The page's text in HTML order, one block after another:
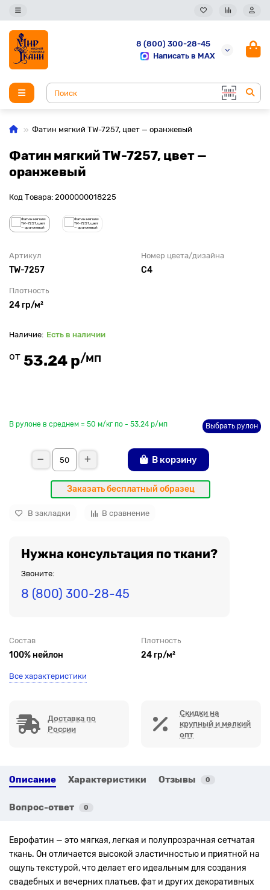
8 (800) 300-28-45
Написать в MAX
Фатин мягкий TW-7257, цвет — оранжевый
Фатин мягкий TW-7257, цвет —
оранжевый
Код Товара: 2000000018225
Артикул
TW-7257
Номер цвета/дизайна
С4
Плотность
24 гр/м²
Есть в наличии
от 53.24 р/мп
В рулоне в среднем = 50 м/кг по - 53.24 р/мп Выбрать рулон
В корзину
Заказать бесплатный образец
В закладки В сравнение
Нужна консультация по ткани?
Звоните:
8 (800) 300-28-45
Состав
100% нейлон
Плотность
24 гр/м²
Все характеристики
Доставка по
России
Скидки на
крупный и мелкий
опт
Описание Характеристики Отзывы 0
Вопрос-ответ 0
Еврофатин — это мягкая, легкая и полупрозрачная сетчатая
ткань. Он отличается высокой эластичностью и приятной на
ощупь текстурой, что делает его идеальным для создания
свадебных и вечерних платьев, фат и других декоративных